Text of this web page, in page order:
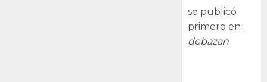
se publicó
primero en .
debazan